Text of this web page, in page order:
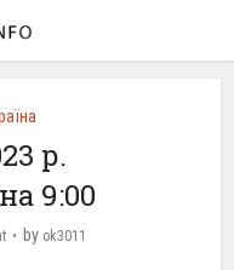
р.
9:00
by ok3011